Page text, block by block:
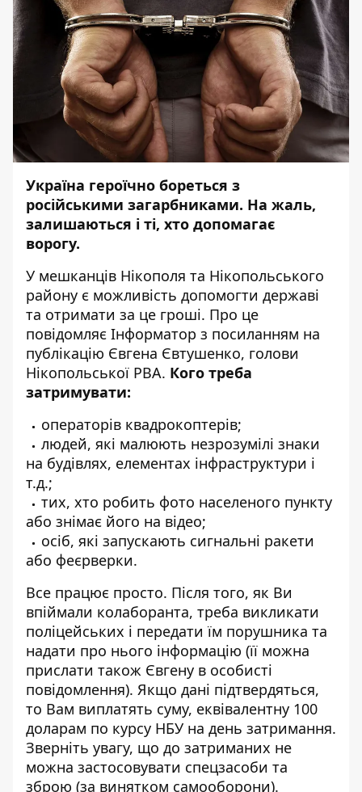
Україна героїчно бореться з
російськими загарбниками. На жаль,
залишаються і ті, хто допомагає
ворогу.
У мешканців Нікополя та Нікопольського
району є можливість допомогти державі
та отримати за це гроші. Про це
повідомляє Інформатор з посиланням на
публікацію Євгена Євтушенко, голови
Нікопольської РВА. Кого треба
затримувати:
операторів квадрокоптерів;
людей, які малюють незрозумілі знаки
на будівлях, елементах інфраструктури і
т.д.;
тих, хто робить фото населеного пункту
або знімає його на відео;
осіб, які запускають сигнальні ракети
або феєрверки.
Все працює просто. Після того, як Ви
впіймали колаборанта, треба викликати
поліцейських і передати їм порушника та
надати про нього інформацію (її можна
прислати також Євгену в особисті
повідомлення). Якщо дані підтвердяться,
то Вам виплатять суму, еквівалентну 100
доларам по курсу НБУ на день затримання.
Зверніть увагу, що до затриманих не
можна застосовувати спецзасоби та
зброю (за винятком самооборони).